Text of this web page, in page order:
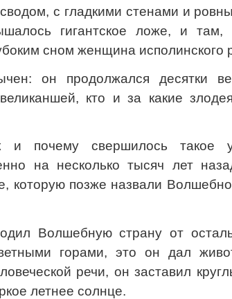
с гладкими стенами и
гигантское ложе, и там,
сном женщина исполинского
он продолжался десятки
кто и за какие
и почему свершилось такое
на несколько тысяч лет
которую позже назвали
Волшебную страну от
горами, это он дал
речи, он заставил
летнее солнце.